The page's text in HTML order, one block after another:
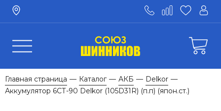
Главная страница — Каталог — АКБ — Delkor —
Аккумулятор 6СТ-90 Delkor (105D31R) (п.п) (япон.ст.)